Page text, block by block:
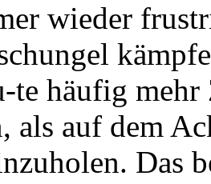
wieder
te häufig
als auf dem
Das